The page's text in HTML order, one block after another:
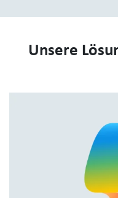
Unsere